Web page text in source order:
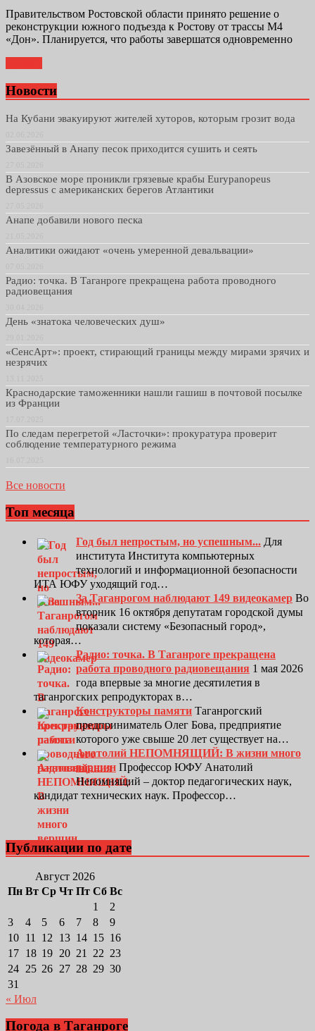
Правительством Ростовской области принято решение о
реконструкции южного подъезда к Ростову от трассы М4
«Дон». Планируется, что работы завершатся одновременно
Новости
На Кубани эвакуируют жителей хуторов, которым грозит вода
Завезённый в Анапу песок приходится сушить и сеять
В Азовское море проникли грязевые крабы Eurypanopeus
depressus с американских берегов Атлантики
Анапе добавили нового песка
Аналитики ожидают «очень умеренной девальвации»
Радио: точка. В Таганроге прекращена работа проводного
радиовещания
День «знатока человеческих душ»
«СенсАрт»: проект, стирающий границы между мирами зрячих и
незрячих
Краснодарские таможенники нашли гашиш в почтовой посылке
из Франции
По следам перегретой «Ласточки»: прокуратура проверит
соблюдение температурного режима
Все новости
Топ месяца
Год был непростым, но успешным... Для
института Института компьютерных
технологий и информационной безопасности
ИТА ЮФУ уходящий год…
За Таганрогом наблюдают 149 видеокамер Во
вторник 16 октября депутатам городской думы
показали систему «Безопасный город»,
которая…
Радио: точка. В Таганроге прекращена
работа проводного радиовещания 1 мая 2026
года впервые за многие десятилетия в
таганрогских репродукторах в…
Конструкторы памяти Таганрогский
предприниматель Олег Бова, предприятие
которого уже свыше 20 лет существует на…
Анатолий НЕПОМНЯЩИЙ: В жизни много
вершин Профессор ЮФУ Анатолий
Непомнящий – доктор педагогических наук,
кандидат технических наук. Профессор…
Публикации по дате
Август 2026
Пн Вт Ср Чт Пт Сб Вс
1
2
3
4 5 6 7 8
9
10 11 12 13 14 15 16
17 18 19 20 21 22 23
24 25 26 27 28 29 30
31
« Июл
Погода в Таганроге